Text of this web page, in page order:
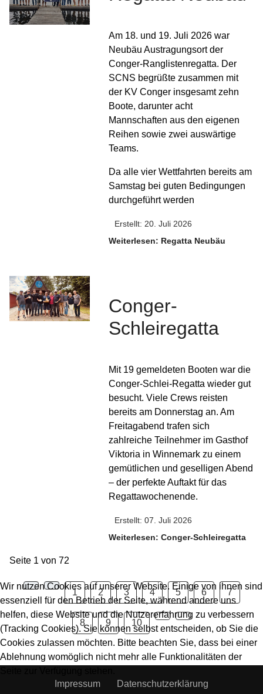
Am 18. und 19. Juli 2026 war
Neubäu Austragungsort der
Conger-Ranglistenregatta. Der
SCNS begrüßte zusammen mit
der KV Conger insgesamt zehn
Boote, darunter acht
Mannschaften aus den eigenen
Reihen sowie zwei auswärtige
Teams.
Da alle vier Wettfahrten bereits am
Samstag bei guten Bedingungen
durchgeführt werden
Erstellt: 20. Juli 2026
Weiterlesen: Regatta Neubäu
Conger-
Schleiregatta
Mit 19 gemeldeten Booten war die
Conger-Schlei-Regatta wieder gut
besucht. Viele Crews reisten
bereits am Donnerstag an. Am
Freitagabend trafen sich
zahlreiche Teilnehmer im Gasthof
Viktoria in Winnemark zu einem
gemütlichen und geselligen Abend
– der perfekte Auftakt für das
Regattawochenende.
Erstellt: 07. Juli 2026
Weiterlesen: Conger-Schleiregatta
Seite 1 von 72
1 2 3 4 5 6 7
8 9 10
Impressum Datenschutzerklärung
Wir nutzen Cookies auf unserer Website. Einige von ihnen sind
essenziell für den Betrieb der Seite, während andere uns
helfen, diese Website und die Nutzererfahrung zu verbessern
(Tracking Cookies). Sie können selbst entscheiden, ob Sie die
Cookies zulassen möchten. Bitte beachten Sie, dass bei einer
Ablehnung womöglich nicht mehr alle Funktionalitäten der